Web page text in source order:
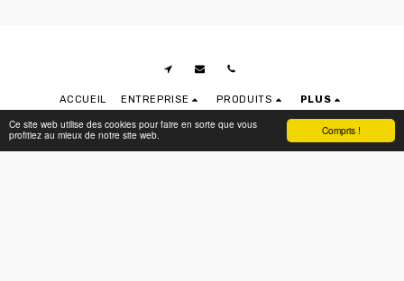
Compris !
Ce site web utilise des cookies pour faire en sorte que vous
profitiez au mieux de notre site web. RECOLTAL
ACCUEIL ENTREPRISE PRODUITS PLUS